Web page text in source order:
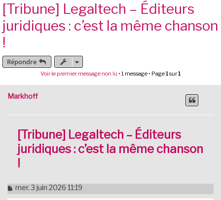
[Tribune] Legaltech – Éditeurs
juridiques : c’est la même chanson
!
Répondre
Voir le premier message non lu • 1 message • Page1sur1
Markhoff
[Tribune] Legaltech – Éditeurs
juridiques : c’est la même chanson
!
M
e
mer. 3 juin 2026 11:19